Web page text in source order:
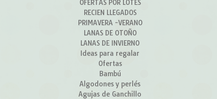
OFERTAS POR LOTES
RECIEN LLEGADOS
PRIMAVERA -VERANO
LANAS DE OTOÑO
LANAS DE INVIERNO
Ideas para regalar
Ofertas
Bambú
Algodones y perlés
Agujas de Ganchillo